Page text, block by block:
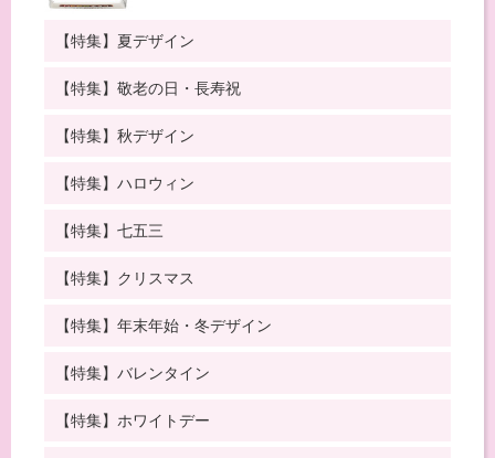
【特集】夏デザイン
【特集】敬老の日・長寿祝
【特集】秋デザイン
【特集】ハロウィン
【特集】七五三
【特集】クリスマス
【特集】年末年始・冬デザイン
【特集】バレンタイン
【特集】ホワイトデー